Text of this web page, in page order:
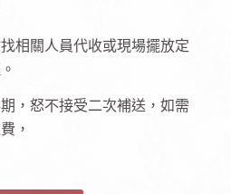
相關人員代收或現場擺放定
，怒不接受二次補送，如需
，